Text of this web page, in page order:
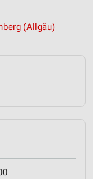
(Allgäu)